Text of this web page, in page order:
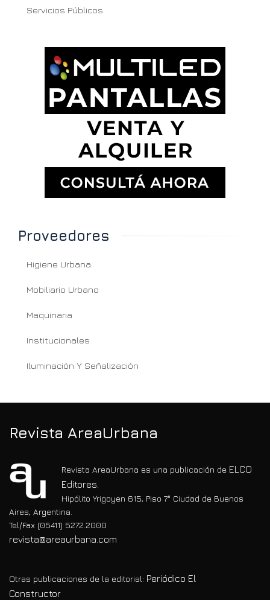
Servicios Públicos
Proveedores
Higiene Urbana
Mobiliario Urbano
Maquinaria
Institucionales
Iluminación Y Señalización
Revista AreaUrbana
Revista AreaUrbana es una publicación de ELCO
Editores.
Hipólito Yrigoyen 615, Piso 7° Ciudad de Buenos
Aires, Argentina.
Tel/Fax (05411) 5272.2000
revista@areaurbana.com
Otras publicaciones de la editorial: Periódico El
Constructor